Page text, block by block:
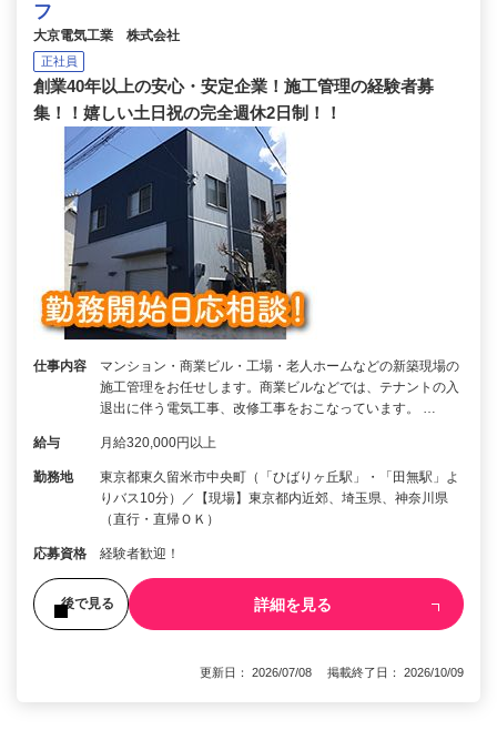
フ
大京電気工業 株式会社
正社員
創業40年以上の安心・安定企業！施工管理の経験者募
集！！嬉しい土日祝の完全週休2日制！！
仕事内容
マンション・商業ビル・工場・老人ホームなどの新築現場の
施工管理をお任せします。商業ビルなどでは、テナントの入
退出に伴う電気工事、改修工事をおこなっています。 …
給与 月給320,000円以上
勤務地
東京都東久留米市中央町（「ひばりヶ丘駅」・「田無駅」よ
りバス10分）／【現場】東京都内近郊、埼玉県、神奈川県
（直行・直帰ＯＫ）
応募資格 経験者歓迎！
後で見る 詳細を見る
更新日： 2026/07/08 掲載終了日： 2026/10/09